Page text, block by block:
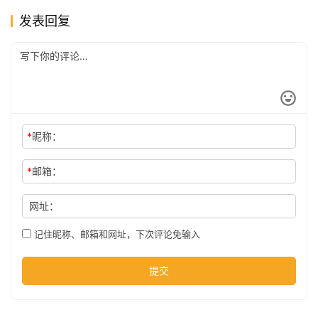
司
发表回复
*昵称：
*邮箱：
网址：
记住昵称、邮箱和网址，下次评论免输入
提交